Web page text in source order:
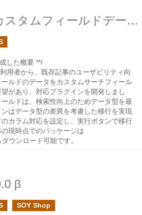
SOY CMSでカスタムフィールドデータ移行プラグインを作成しました
した概要 **/
用者から、既存記事のユーザビリティ向
ールドのデータをカスタムサーチフィール
があり、対応プラグインを開発しまし
ルドは、検索性向上のためデータ型を最
はデータ型の差異を考慮した移行を実現
カラム対応を設定し、実行ボタンで移行
現時点でのパッケージは
ウンロード可能です。
β
SOY Shop